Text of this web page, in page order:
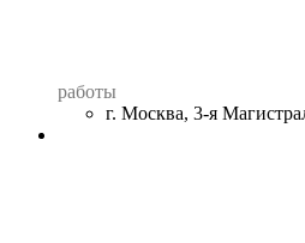
работы
г. Москва, 3-я